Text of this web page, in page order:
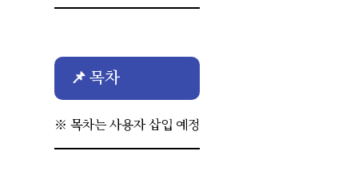
📌 목차
※ 목차는 사용자 삽입 예정